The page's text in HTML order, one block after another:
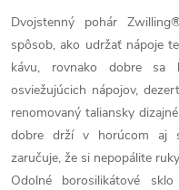
Dvojstenný pohár
spôsob, ako udržať nápoje
kávu, rovnako dobre sa
osviežujúcich nápojov,
renomovaný taliansky
dobre drží v horúcom aj
zaručuje, že si nepopálite
Odolné borosilikátové